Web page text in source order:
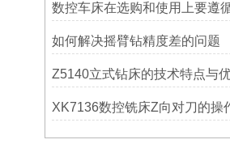
如何解决摇臂钻精度差的问题